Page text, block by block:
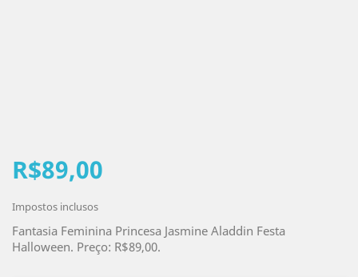
R$89,00
Impostos inclusos
Fantasia Feminina Princesa Jasmine Aladdin Festa
Halloween. Preço: R$89,00.